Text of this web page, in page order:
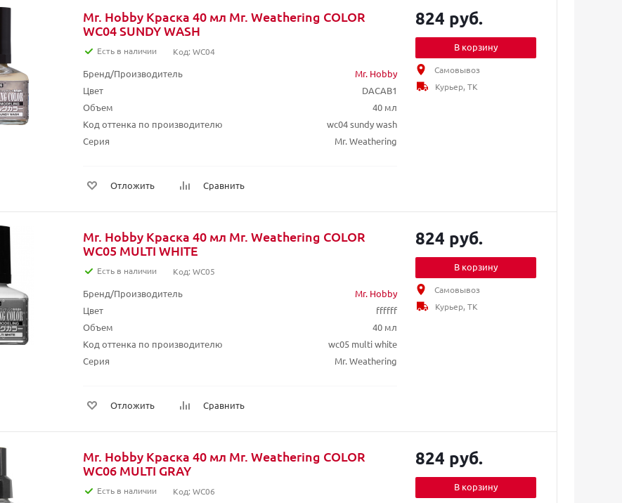
Mr. Hobby Краска 40 мл Mr. Weathering COLOR
WC04 SUNDY WASH
Есть в наличии Код: WC04
Бренд/Производитель
Mr. Hobby
Цвет
DACAB1
Объем
40 мл
Код оттенка по производителю
wc04 sundy wash
Серия
Mr. Weathering
Отложить Сравнить
824 руб.
В корзину
Самовывоз
Курьер, ТК
Mr. Hobby Краска 40 мл Mr. Weathering COLOR
WC05 MULTI WHITE
Есть в наличии Код: WC05
Бренд/Производитель
Mr. Hobby
Цвет
ffffff
Объем
40 мл
Код оттенка по производителю
wc05 multi white
Серия
Mr. Weathering
Отложить Сравнить
824 руб.
В корзину
Самовывоз
Курьер, ТК
Mr. Hobby Краска 40 мл Mr. Weathering COLOR
WC06 MULTI GRAY
Есть в наличии Код: WC06
824 руб.
В корзину